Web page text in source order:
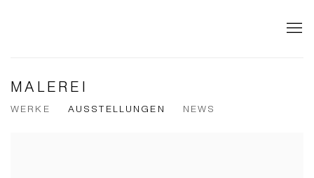
MALEREI
WERKE AUSSTELLUNGEN NEWS